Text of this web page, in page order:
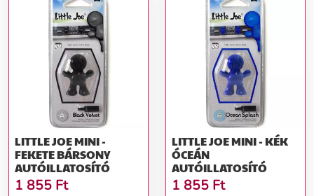
LITTLE JOE MINI -
FEKETE BÁRSONY
AUTÓILLATOSÍTÓ
1 855 Ft
LITTLE JOE MINI - KÉK
ÓCEÁN
AUTÓILLATOSÍTÓ
1 855 Ft